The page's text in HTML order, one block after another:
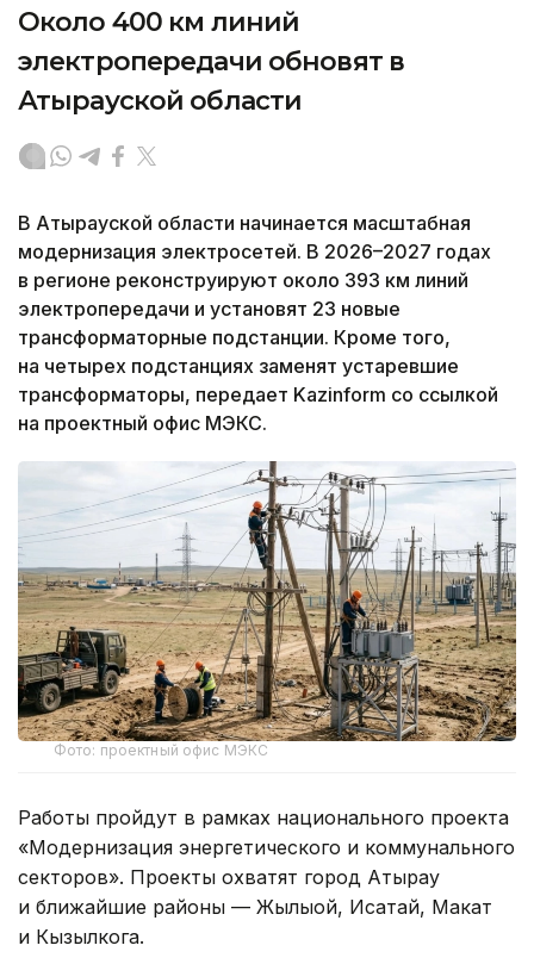
Около 400 км линий
электропередачи обновят в
Атырауской области
В Атырауской области начинается масштабная
модернизация электросетей. В 2026–2027 годах
в регионе реконструируют около 393 км линий
электропередачи и установят 23 новые
трансформаторные подстанции. Кроме того,
на четырех подстанциях заменят устаревшие
трансформаторы, передает Kazinform со ссылкой
на проектный офис МЭКС.
Фото: проектный офис МЭКС
Работы пройдут в рамках национального проекта
«Модернизация энергетического и коммунального
секторов». Проекты охватят город Атырау
и ближайшие районы — Жылыой, Исатай, Макат
и Кызылкога.